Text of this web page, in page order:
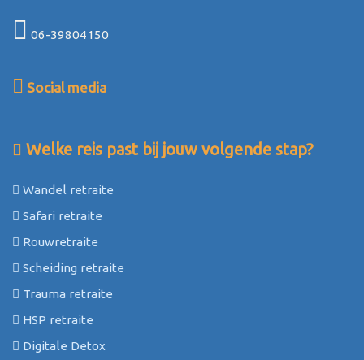
06-39804150
Social media
Welke reis past bij jouw volgende stap?
Wandel retraite
Safari retraite
Rouwretraite
Scheiding retraite
Trauma retraite
HSP retraite
Digitale Detox